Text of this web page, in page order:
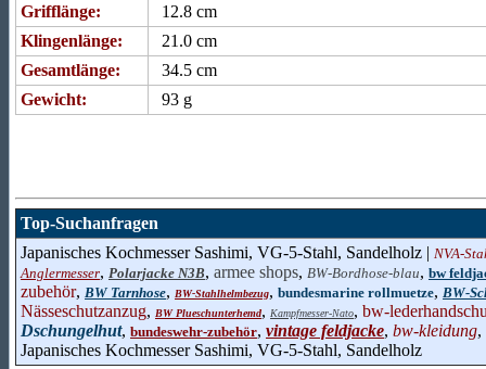
Grifflänge:
12.8 cm
Klingenlänge:
21.0 cm
Gesamtlänge:
34.5 cm
Gewicht:
93 g
Top-Suchanfragen
Japanisches Kochmesser Sashimi, VG-5-Stahl, Sandelholz | NVA-
Anglermesser, Polarjacke N3B, armee shops, BW-Bordhose-blau, bw
zubehör, BW Tarnhose, BW-Stahlhelmbezug, bundesmarine rollmuetze, BW-
Nässeschutzanzug, BW Plueschunterhemd, Kampfmesser-Nato, bw-
Dschungelhut, bundeswehr-zubehör, vintage feldjacke, bw-kleidung,
Japanisches Kochmesser Sashimi, VG-5-Stahl, Sandelholz